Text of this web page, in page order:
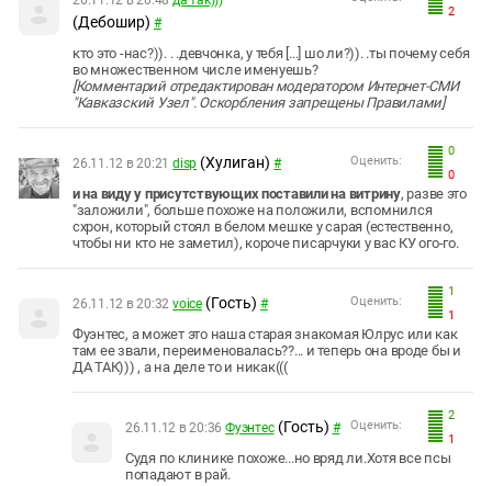
2
(Дебошир) #
кто это -нас?)). . .девчонка, у тебя [...] шо ли?)). .ты почему себя
во множественном числе именуешь?
[Комментарий отредактирован модератором Интернет-СМИ
"Кавказский Узел". Оскорбления запрещены Правилами]
0
0
Оценить:
26.11.12 в 20:21 disp (Хулиган) #
и на виду у присутствующих поставили на витрину, разве это
"заложили", больше похоже на положили, вспомнился
схрон, который стоял в белом мешке у сарая (естественно,
чтобы ни кто не заметил), короче писарчуки у вас КУ ого-го.
1
1
Оценить:
26.11.12 в 20:32 voice (Гость) #
Фуэнтес, а может это наша старая знакомая Юлрус или как
там ее звали, переименовалась??... и теперь она вроде бы и
ДА ТАК))) , а на деле то и никак(((
2
1
Оценить:
26.11.12 в 20:36 Фуэнтес (Гость) #
Судя по клинике похоже...но вряд ли.Хотя все псы
попадают в рай.